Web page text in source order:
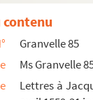
à M. de
à M. de
Richardot à
de Granvelle,
à M. de
Granvelle 85
Ms Granvelle
Lettres à